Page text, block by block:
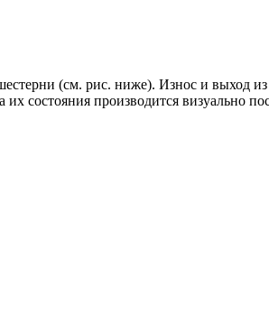
(см. рис. ниже). Износ и выход из
производится визуально